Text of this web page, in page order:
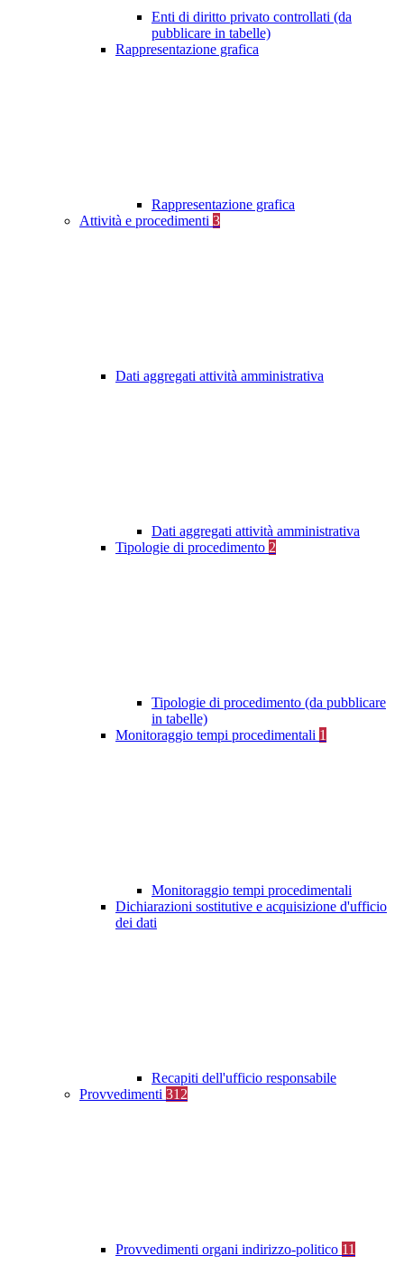
Enti di diritto privato controllati (da
pubblicare in tabelle)
Rappresentazione grafica
Rappresentazione grafica
Attività e procedimenti 3
Dati aggregati attività amministrativa
Dati aggregati attività amministrativa
Tipologie di procedimento 2
Tipologie di procedimento (da pubblicare
in tabelle)
Monitoraggio tempi procedimentali 1
Monitoraggio tempi procedimentali
Dichiarazioni sostitutive e acquisizione d'ufficio
dei dati
Recapiti dell'ufficio responsabile
Provvedimenti 312
Provvedimenti organi indirizzo-politico 11